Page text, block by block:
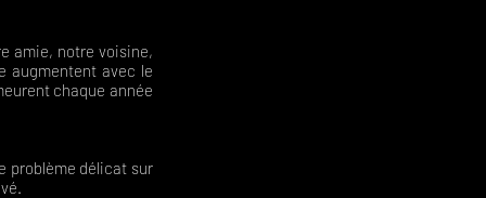
amie, notre voisine,
augmentent avec le
chaque année
problème délicat sur